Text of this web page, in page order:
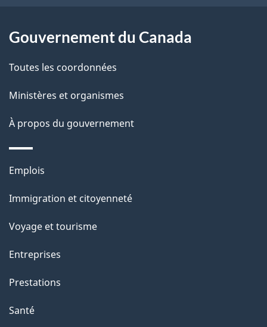
a
g
e
a
t
i
n
s
r
c
t
t
a
Gouvernement du Canada
Toutes les coordonnées
Ministères et organismes
À propos du gouvernement
Thèmes
sujets
Emplois
Immigration et citoyenneté
Voyage et tourisme
Entreprises
Prestations
Santé